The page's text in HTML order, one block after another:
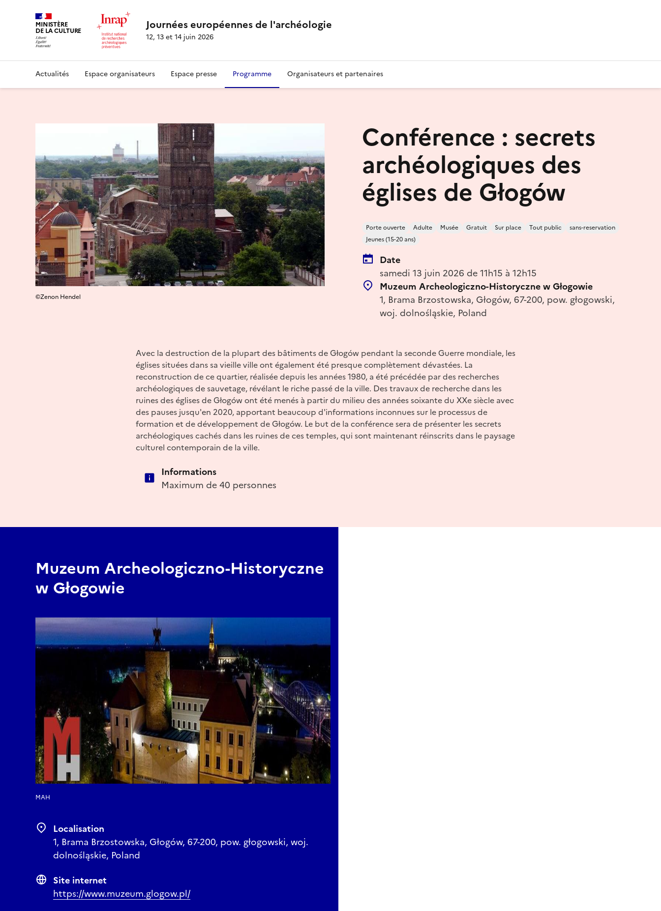
MINISTÈRE
DE LA CULTURE Journées européennes de l'archéologie
12, 13 et 14 juin 2026
Actualités Espace organisateurs Espace presse Programme Organisateurs et partenaires
Conférence : secrets
archéologiques des
églises de Głogów
Porte ouverte Adulte Musée Gratuit Sur place Tout public
sans-reservation
Jeunes (15-20 ans)
Date
samedi 13 juin 2026 de 11h15 à 12h15
Muzeum Archeologiczno-Historyczne w Głogowie
1, Brama Brzostowska, Głogów, 67-200, pow. głogowski,
woj. dolnośląskie, Poland
©Zenon Hendel
Avec la destruction de la plupart des bâtiments de Głogów pendant la seconde Guerre mondiale, les
églises situées dans sa vieille ville ont également été presque complètement dévastées. La
reconstruction de ce quartier, réalisée depuis les années 1980, a été précédée par des recherches
archéologiques de sauvetage, révélant le riche passé de la ville. Des travaux de recherche dans les
ruines des églises de Głogów ont été menés à partir du milieu des années soixante du XXe siècle avec
des pauses jusqu'en 2020, apportant beaucoup d'informations inconnues sur le processus de
formation et de développement de Głogów. Le but de la conférence sera de présenter les secrets
archéologiques cachés dans les ruines de ces temples, qui sont maintenant réinscrits dans le paysage
culturel contemporain de la ville.
Informations
Maximum de 40 personnes
Muzeum Archeologiczno-Historyczne
w Głogowie
MAH
Localisation
1, Brama Brzostowska, Głogów, 67-200, pow. głogowski, woj.
dolnośląskie, Poland
Site internet
https://www.muzeum.glogow.pl/